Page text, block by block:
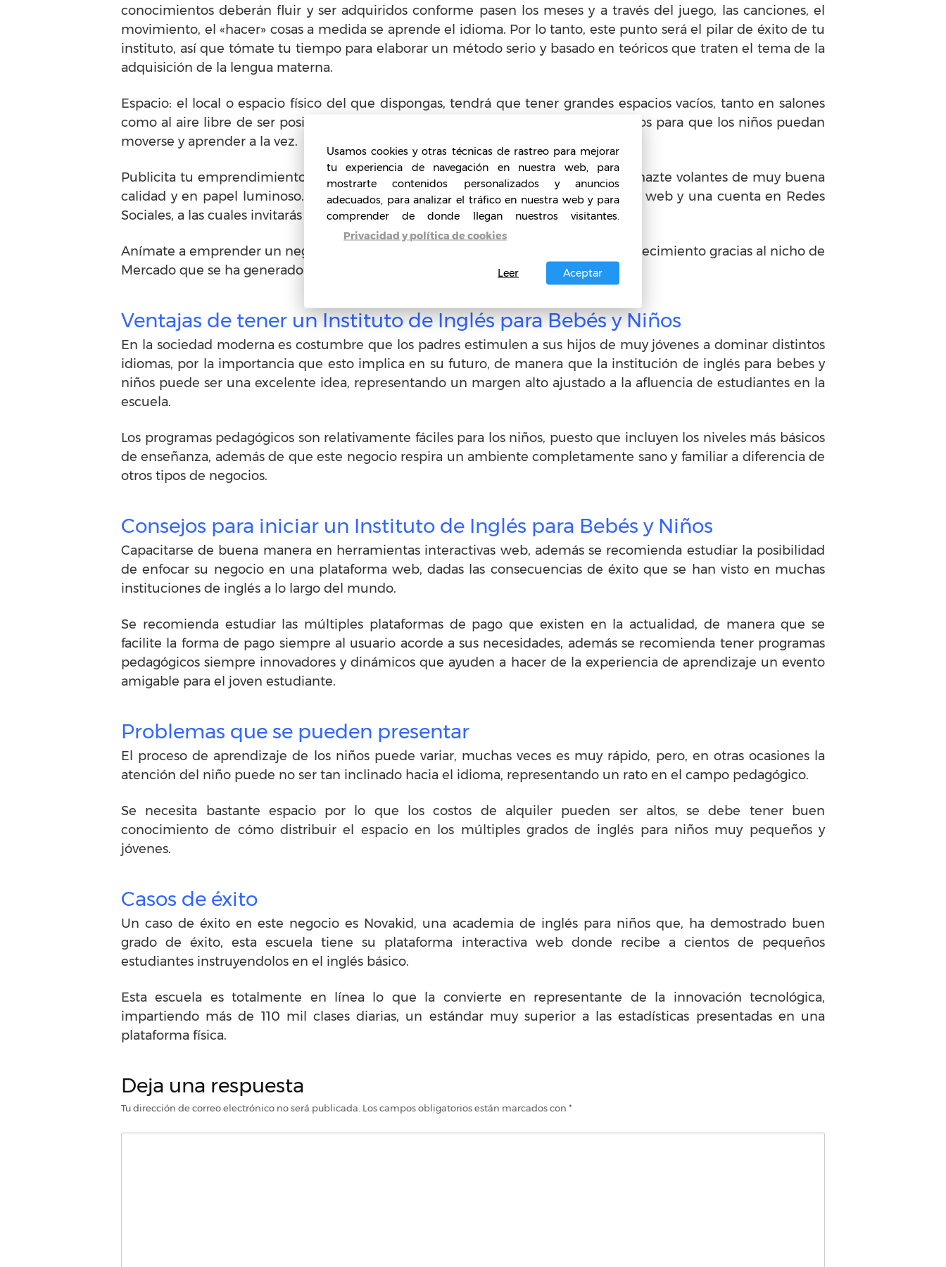
conocimientos deberán fluir y ser adquiridos conforme pasen los meses y a través del juego, las canciones, el
movimiento, el «hacer» cosas a medida se aprende el idioma. Por lo tanto, este punto será el pilar de éxito de tu
instituto, así que tómate tu tiempo para elaborar un método serio y basado en teóricos que traten el tema de la
adquisición de la lengua materna.
Espacio: el local o espacio físico del que dispongas, tendrá que tener grandes espacios vacíos, tanto en salones
como al aire libre de ser posible. De este modo, habrá lugares con amplios espacios para que los niños puedan
moverse y aprender a la vez.
Publicita tu emprendimiento: una vez lo tengas, es hora de publicitarlo. Para ello hazte volantes de muy buena
calidad y en papel luminoso. Por otro lado, apoya dicha campaña con una página web y una cuenta en Redes
Sociales, a las cuales invitarás a muchos amigos a unirse a ti.
Anímate a emprender un negocio de vanguardia y con una demanda de notable crecimiento gracias al nicho de
Mercado que se ha generado y aumenta cada día.
Ventajas de tener un Instituto de Inglés para Bebés y Niños
En la sociedad moderna es costumbre que los padres estimulen a sus hijos de muy jóvenes a dominar distintos
idiomas, por la importancia que esto implica en su futuro, de manera que la institución de inglés para bebes y
niños puede ser una excelente idea, representando un margen alto ajustado a la afluencia de estudiantes en la
escuela.
Los programas pedagógicos son relativamente fáciles para los niños, puesto que incluyen los niveles más básicos
de enseñanza, además de que este negocio respira un ambiente completamente sano y familiar a diferencia de
otros tipos de negocios.
Consejos para iniciar un Instituto de Inglés para Bebés y Niños
Capacitarse de buena manera en herramientas interactivas web, además se recomienda estudiar la posibilidad
de enfocar su negocio en una plataforma web, dadas las consecuencias de éxito que se han visto en muchas
instituciones de inglés a lo largo del mundo.
Se recomienda estudiar las múltiples plataformas de pago que existen en la actualidad, de manera que se
facilite la forma de pago siempre al usuario acorde a sus necesidades, además se recomienda tener programas
pedagógicos siempre innovadores y dinámicos que ayuden a hacer de la experiencia de aprendizaje un evento
amigable para el joven estudiante.
Problemas que se pueden presentar
El proceso de aprendizaje de los niños puede variar, muchas veces es muy rápido, pero, en otras ocasiones la
atención del niño puede no ser tan inclinado hacia el idioma, representando un rato en el campo pedagógico.
Se necesita bastante espacio por lo que los costos de alquiler pueden ser altos, se debe tener buen
conocimiento de cómo distribuir el espacio en los múltiples grados de inglés para niños muy pequeños y
jóvenes.
Casos de éxito
Un caso de éxito en este negocio es Novakid, una academia de inglés para niños que, ha demostrado buen
grado de éxito, esta escuela tiene su plataforma interactiva web donde recibe a cientos de pequeños
estudiantes instruyendolos en el inglés básico.
Esta escuela es totalmente en línea lo que la convierte en representante de la innovación tecnológica,
impartiendo más de 110 mil clases diarias, un estándar muy superior a las estadísticas presentadas en una
plataforma física.
Deja una respuesta
Tu dirección de correo electrónico no será publicada. Los campos obligatorios están marcados con *
Usamos cookies y otras técnicas de rastreo para mejorar
tu experiencia de navegación en nuestra web, para
mostrarte contenidos personalizados y anuncios
adecuados, para analizar el tráfico en nuestra web y para
comprender de donde llegan nuestros visitantes.
Privacidad y política de cookies
Aceptar
Leer